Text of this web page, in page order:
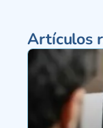
Artículos